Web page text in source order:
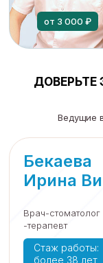
от 3 000 ₽
Ведущие
Бекаева
Ирина
Врач-стоматолог
-терапевт
Cтаж работы:
более 38 лет